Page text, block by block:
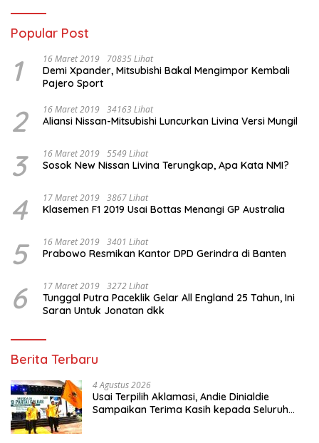
Popular Post
1 16 Maret 2019 70835 Lihat
Demi Xpander, Mitsubishi Bakal Mengimpor Kembali
Pajero Sport
2 16 Maret 2019 34163 Lihat
Aliansi Nissan-Mitsubishi Luncurkan Livina Versi Mungil
3 16 Maret 2019 5549 Lihat
Sosok New Nissan Livina Terungkap, Apa Kata NMI?
4 17 Maret 2019 3867 Lihat
Klasemen F1 2019 Usai Bottas Menangi GP Australia
5 16 Maret 2019 3401 Lihat
Prabowo Resmikan Kantor DPD Gerindra di Banten
6 17 Maret 2019 3272 Lihat
Tunggal Putra Paceklik Gelar All England 25 Tahun, Ini
Saran Untuk Jonatan dkk
Berita Terbaru
4 Agustus 2026
Usai Terpilih Aklamasi, Andie Dinialdie
Sampaikan Terima Kasih kepada Seluruh